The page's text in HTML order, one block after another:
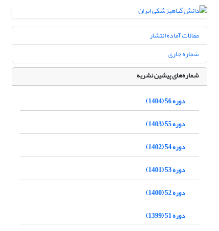
مقالات آماده انتشار
شماره جاری
شماره‌های پیشین نشریه
دوره 56 (1404)
دوره 55 (1403)
دوره 54 (1402)
دوره 53 (1401)
دوره 52 (1400)
دوره 51 (1399)